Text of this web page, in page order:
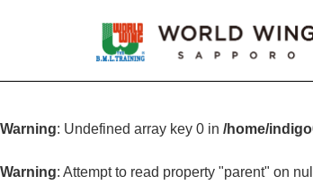
Warning: Undefined array key 0 in /home/
Warning: Attempt to read property "parent" on